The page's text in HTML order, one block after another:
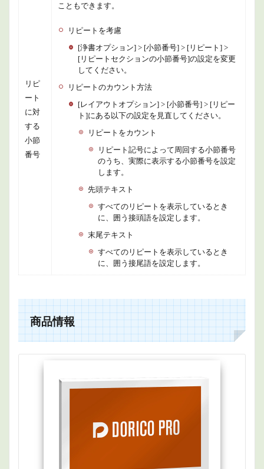
リピ
ート
に対
する
小節
番号
こともできます。
リピートを考慮
[浄書オプション] > [小節番号] > [リピート] >
[リピートセクションの小節番号]の設定を変更
してください。
リピートのカウント方法
[レイアウトオプション] > [小節番号] > [リピー
ト]にある以下の設定を見直してください。
リピートをカウント
リピート記号によって周回する小節番号
のうち、実際に表示する小節番号を設定
します。
先頭テキスト
すべてのリピートを表示しているとき
に、囲う接頭語を設定します。
末尾テキスト
すべてのリピートを表示しているとき
に、囲う接尾語を設定します。
商品情報